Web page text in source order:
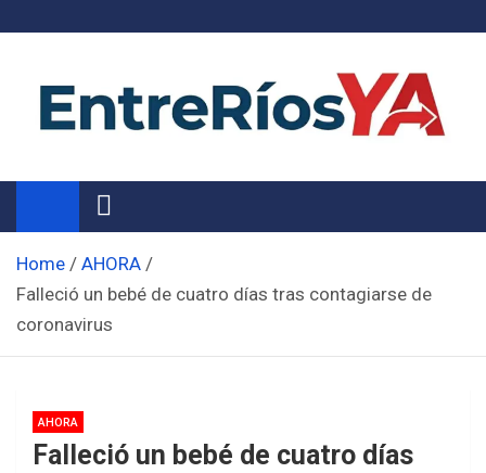
Noticias de Entre Ríos
Información de toda la provincia ahora
Home
AHORA
Falleció un bebé de cuatro días tras contagiarse de
coronavirus
AHORA
Falleció un bebé de cuatro días